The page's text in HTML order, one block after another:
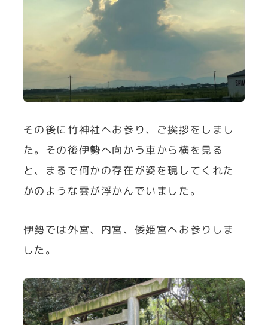
その後に竹神社へお参り、ご挨拶をしまし
た。その後伊勢へ向かう車から横を見る
と、まるで何かの存在が姿を現してくれた
かのような雲が浮かんでいました。
伊勢では外宮、内宮、倭姫宮へお参りしま
した。